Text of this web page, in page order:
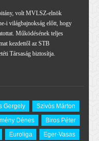
volt MVLSZ-elnök
i világbajnokság előtt, hogy
Működésének teljes
kezdettől az STB
Társaság biztosítja.
Gergely
Szivós Márton
Dénes
Biros Péter
Euroliga Eger-Vasas